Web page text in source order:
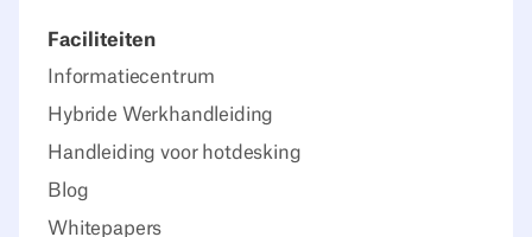
Faciliteiten
Informatiecentrum
Hybride Werkhandleiding
Handleiding voor hotdesking
Blog
Whitepapers